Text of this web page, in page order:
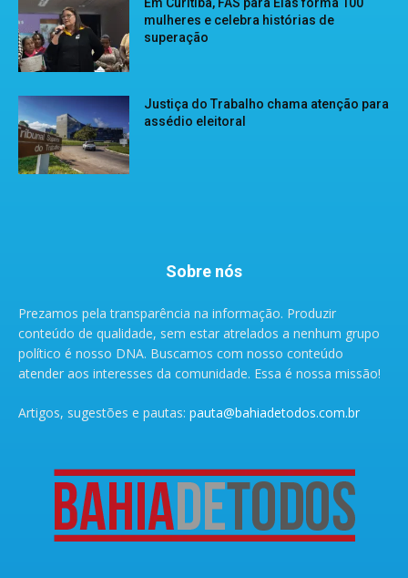
mulheres e celebra histórias de
superação
Justiça do Trabalho chama atenção para
assédio eleitoral
Sobre nós
Prezamos pela transparência na informação. Produzir
conteúdo de qualidade, sem estar atrelados a nenhum grupo
político é nosso DNA. Buscamos com nosso conteúdo
atender aos interesses da comunidade. Essa é nossa missão!
Artigos, sugestões e pautas: pauta@bahiadetodos.com.br